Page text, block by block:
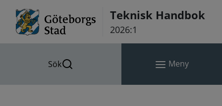
Teknisk Handbok
2026:1
Sök Meny